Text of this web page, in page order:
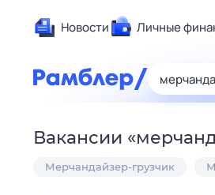
Новости Личные
Вакансии «
Мерчандайзер-грузчик